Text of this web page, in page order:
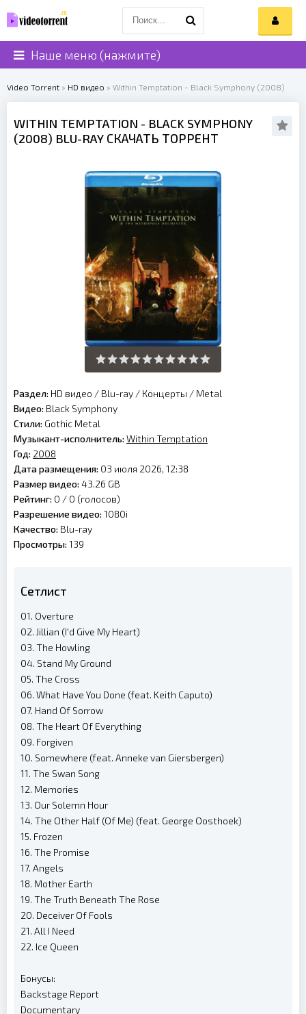
Наше меню (нажмите)
Video Torrent » HD видео » Within Temptation - Black Symphony (2008)
WITHIN TEMPTATION - BLACK SYMPHONY
(2008) BLU-RAY СКАЧАТЬ ТОРРЕНТ
Раздел: HD видео / Blu-ray / Концерты / Metal
Видео: Black Symphony
Стили: Gothic Metal
Музыкант-исполнитель: Within Temptation
Год: 2008
Дата размещения: 03 июля 2026, 12:38
Размер видео: 43.26 GB
Рейтинг: 0 / 0 (голосов)
Разрешение видео: 1080i
Качество: Blu-ray
Просмотры: 139
Сетлист
01. Overture
02. Jillian (I'd Give My Heart)
03. The Howling
04. Stand My Ground
05. The Cross
06. What Have You Done (feat. Keith Caputo)
07. Hand Of Sorrow
08. The Heart Of Everything
09. Forgiven
10. Somewhere (feat. Anneke van Giersbergen)
11. The Swan Song
12. Memories
13. Our Solemn Hour
14. The Other Half (Of Me) (feat. George Oosthoek)
15. Frozen
16. The Promise
17. Angels
18. Mother Earth
19. The Truth Beneath The Rose
20. Deceiver Of Fools
21. All I Need
22. Ice Queen
Бонусы:
Backstage Report
Documentary